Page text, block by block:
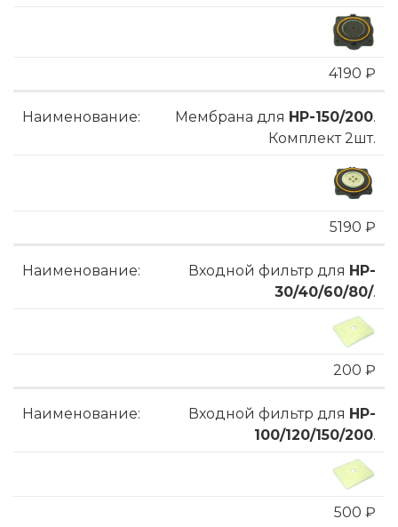
4190 ₽
Мембрана для HP-150/200.
Комплект 2шт.
5190 ₽
Входной фильтр для HP-
30/40/60/80/.
200 ₽
Входной фильтр для HP-
100/120/150/200.
500 ₽